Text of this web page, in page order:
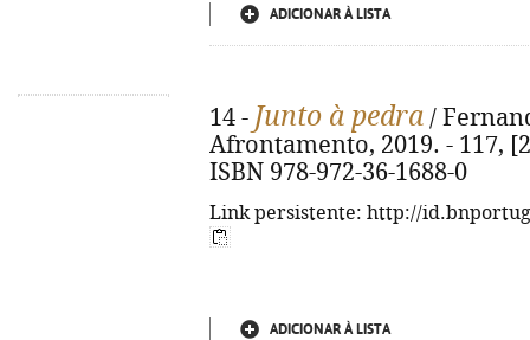
ADICIONAR À LISTA
14 - Junto à pedra /
Afrontamento, 2019. - 117,
ISBN 978-972-36-1688-0
Link persistente: http://
ADICIONAR À LISTA